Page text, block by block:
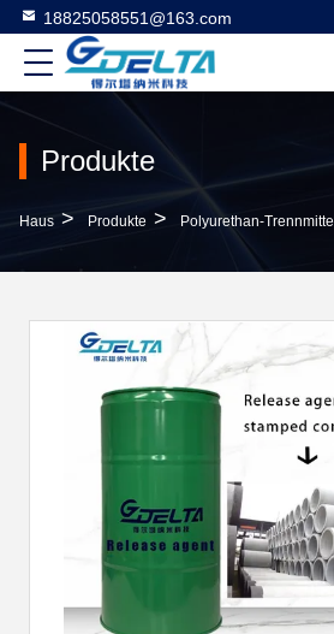
18825058551@163.com
Produkte
Haus > Produkte > Polyurethan-Trennmittel